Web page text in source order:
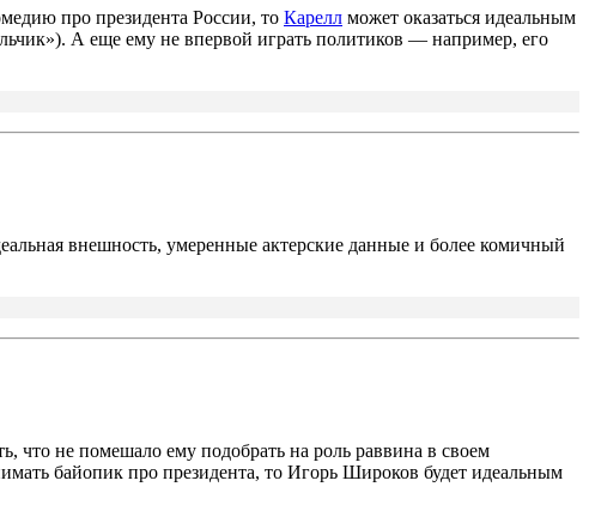
про президента России, то Карелл может оказаться идеальным
А еще ему не впервой играть политиков — например, его
внешность, умеренные актерские данные и более комичный
что не помешало ему подобрать на роль раввина в своем
байопик про президента, то Игорь Широков будет идеальным